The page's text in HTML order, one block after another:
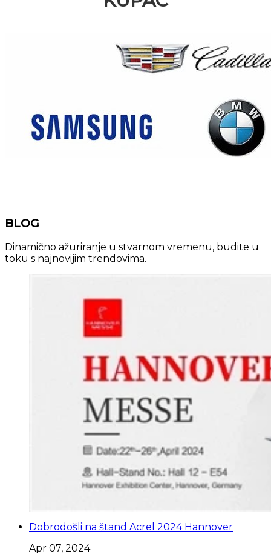
BLOG
Dinamično ažuriranje u stvarnom vremenu, budite u
toku s najnovijim trendovima.
Dobrodošli na štand Acrel 2024 Hannover
Apr 07, 2024